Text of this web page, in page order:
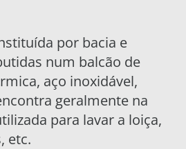
por bacia e
num balcão de
aço inoxidável,
geralmente na
para lavar a loiça,
etc.